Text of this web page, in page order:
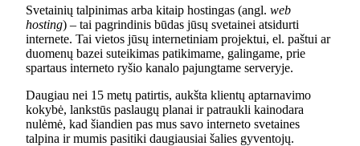
Svetainių talpinimas arba kitaip hostingas (angl. web
hosting) – tai pagrindinis būdas jūsų svetainei atsidurti
internete. Tai vietos jūsų internetiniam projektui, el. paštui ar
duomenų bazei suteikimas patikimame, galingame, prie
spartaus interneto ryšio kanalo pajungtame serveryje.
Daugiau nei 15 metų patirtis, aukšta klientų aptarnavimo
kokybė, lankstūs paslaugų planai ir patraukli kainodara
nulėmė, kad šiandien pas mus savo interneto svetaines
talpina ir mumis pasitiki daugiausiai šalies gyventojų.